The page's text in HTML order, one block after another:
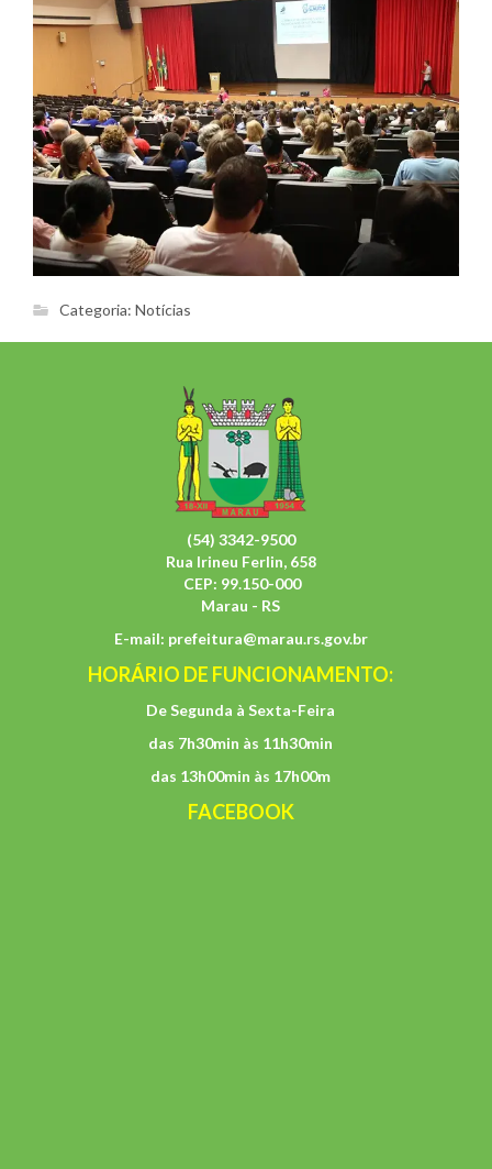
Categoria: Notícias
(54) 3342-9500
Rua Irineu Ferlin, 658
CEP: 99.150-000
Marau - RS
E-mail: prefeitura@marau.rs.gov.br
HORÁRIO DE FUNCIONAMENTO:
De Segunda à Sexta-Feira
das 7h30min às 11h30min
das 13h00min às 17h00m
FACEBOOK